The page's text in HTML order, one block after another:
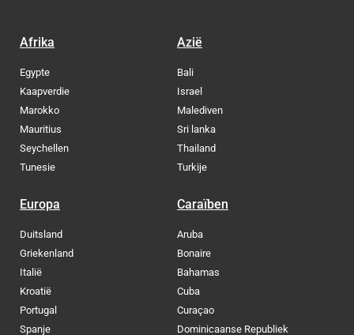
Afrika
Egypte
Kaapverdie
Marokko
Mauritius
Seychellen
Tunesie
Azië
Bali
Israel
Malediven
Sri lanka
Thailand
Turkije
Europa
Duitsland
Griekenland
Italië
Kroatië
Portugal
Spanje
Caraïben
Aruba
Bonaire
Bahamas
Cuba
Curaçao
Dominicaanse Republiek